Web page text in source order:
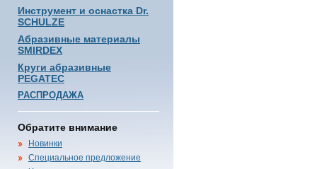
Инструмент и оснастка Dr.
SCHULZE
Абразивные материалы
SMIRDEX
Круги абразивные
PEGATEC
РАСПРОДАЖА
Обратите внимание
Новинки
Специальное предложение